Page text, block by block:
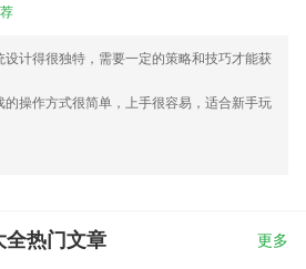
设计得很独特，需要一定的策略和技巧才能获
的操作方式很简单，上手很容易，适合新手玩
全热门文章 更多